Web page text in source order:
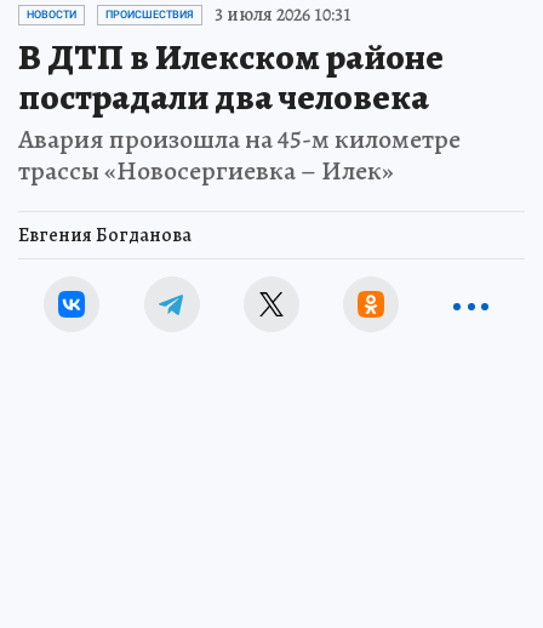
НОВОСТИ ПРОИСШЕСТВИЯ 3 июля 2026 10:31
В ДТП в Илекском районе
пострадали два человека
Авария произошла на 45-м километре
трассы «Новосергиевка – Илек»
Евгения Богданова